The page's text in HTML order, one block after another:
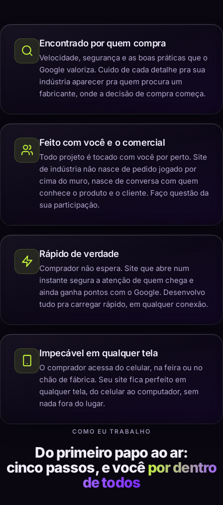
Encontrado por quem compra
Velocidade, segurança e as boas práticas que o
Google valoriza. Cuido de cada detalhe pra sua
indústria aparecer pra quem procura um
fabricante, onde a decisão de compra começa.
Feito com você e o comercial
Todo projeto é tocado com você por perto. Site
de indústria não nasce de pedido jogado por
cima do muro, nasce de conversa com quem
conhece o produto e o cliente. Faço questão da
sua participação.
Rápido de verdade
Comprador não espera. Site que abre num
instante segura a atenção de quem chega e
ainda ganha pontos com o Google. Desenvolvo
tudo pra carregar rápido, em qualquer conexão.
Impecável em qualquer tela
O comprador acessa do celular, na feira ou no
chão de fábrica. Seu site fica perfeito em
qualquer tela, do celular ao computador, sem
nada fora do lugar.
COMO EU TRABALHO
Do primeiro papo ao ar:
cinco passos, e vocêpor dentro
de todos